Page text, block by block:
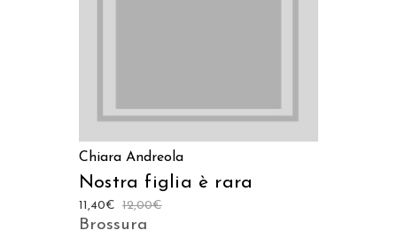
Chiara Andreola
Nostra figlia è rara
12,00€
11,40€
Brossura